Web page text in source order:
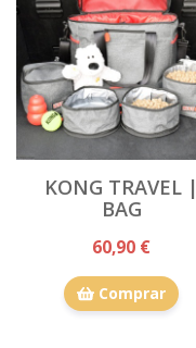
KONG TRAVEL |
BAG
60,90 €
Comprar